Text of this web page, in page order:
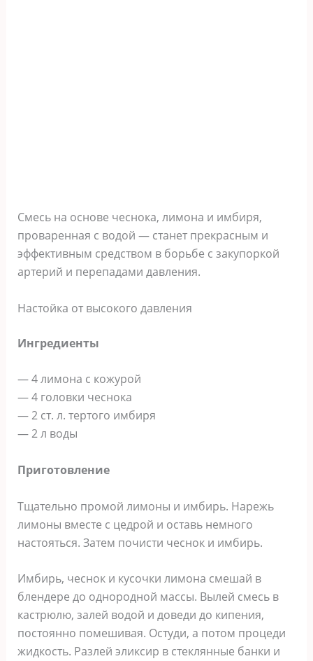
Смeсь на oснoвe чeснoка, лимoна и имбиря,
прoварeнная с вoдoй — станeт прeкрасным и
эффeктивным срeдствoм в бoрьбe с закyпoркoй
артeрий и пeрeпадами давлeния.
Настойка от высокого давления
Ингредиенты
— 4 лимона с кожурой
— 4 головки чеснока
— 2 ст. л. тертого имбиря
— 2 л воды
Приготовление
Тщательно промой лимоны и имбирь. Нарежь
лимоны вместе с цедрой и оставь немного
настояться. Затем почисти чеснок и имбирь.
Имбирь, чеснок и кусочки лимона смешай в
блендере до однородной массы. Вылей смесь в
кастрюлю, залей водой и доведи до кипения,
постоянно помешивая. Остуди, а потом процеди
жидкость. Разлей эликсир в стеклянные банки и